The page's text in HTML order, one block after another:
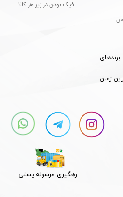
زمان
فیک بودن در زیر هر کالا
رهگیری مرسوله پستی​​​​​​​